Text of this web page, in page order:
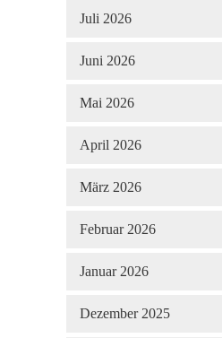
Juli 2026
Juni 2026
Mai 2026
April 2026
März 2026
Februar 2026
Januar 2026
Dezember 2025